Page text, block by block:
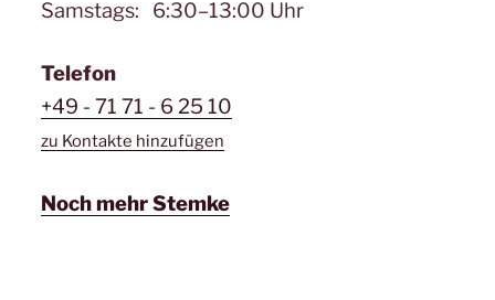
Samstags: 6:30–13:00 Uhr
Telefon
+49 - 71 71 - 6 25 10
zu Kontakte hinzufügen
Noch mehr Stemke